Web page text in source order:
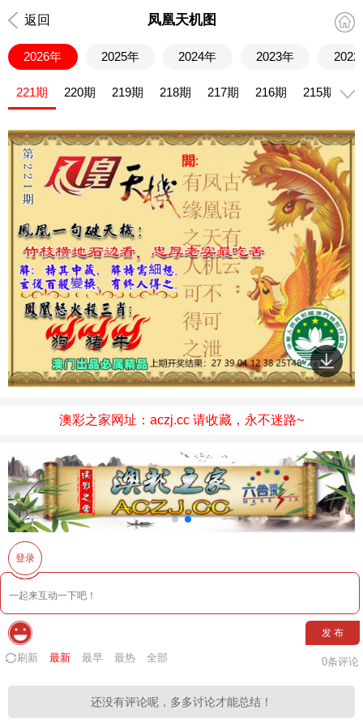
返回 凤凰天机图
2026年 2025年 2024年 2023年 2022
221期 220期 219期 218期 217期 216期 215期
澳彩之家网址：aczj.cc 请收藏，永不迷路~
登录
发 布
刷新 最新 最早 最热 全部 0条评论
还没有评论呢，多多讨论才能总结！